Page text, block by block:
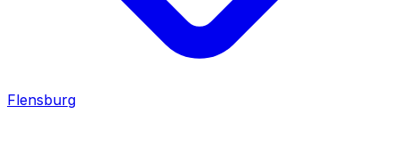
Flensburg